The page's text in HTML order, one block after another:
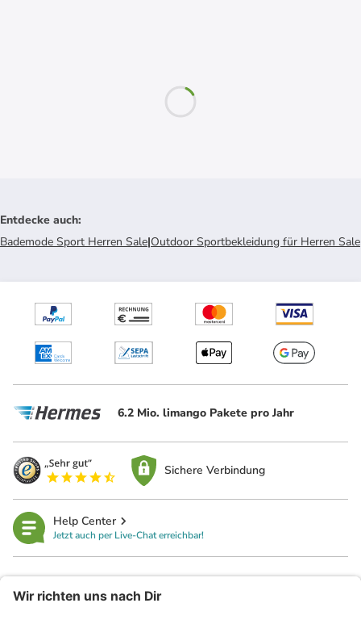
Entdecke auch:
Bademode Sport Herren Sale|Outdoor Sportbekleidung für Herren Sale
6.2 Mio. limango Pakete pro Jahr
Sichere Verbindung
Help Center
Jetzt auch per Live-Chat erreichbar!